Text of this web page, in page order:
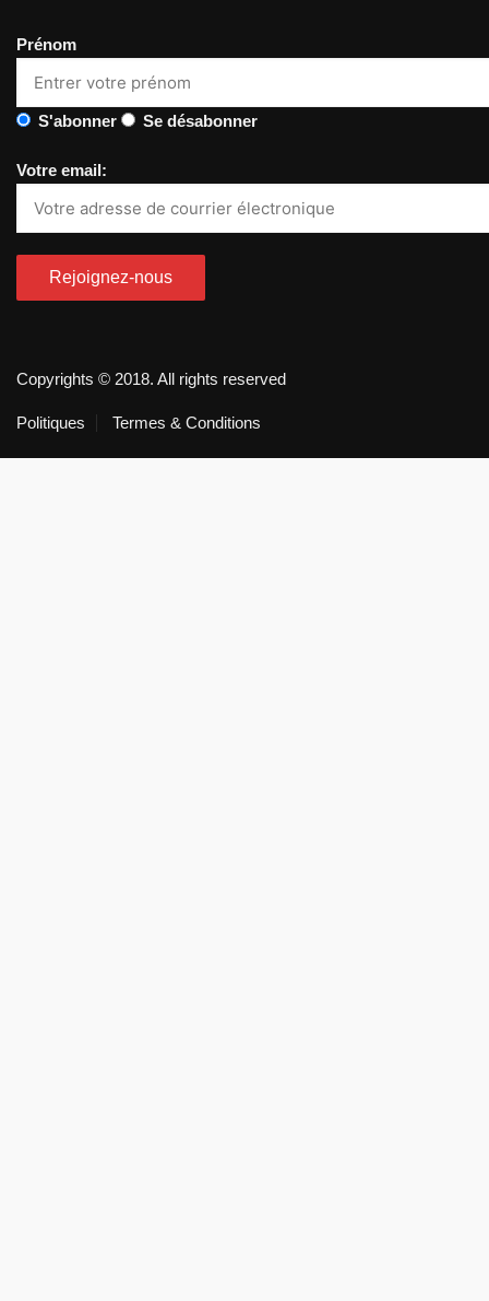
Prénom
S'abonner Se désabonner
Votre email:
Copyrights © 2018. All rights reserved
Politiques Termes & Conditions